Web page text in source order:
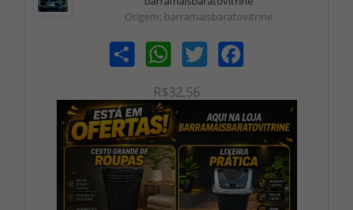
Origem: barramaisbaratovitrine
Share WhatsAppTwitter Facebook
R$32,56